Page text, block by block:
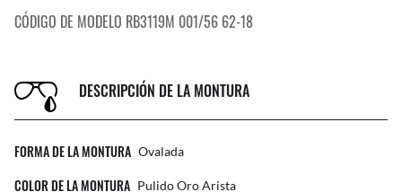
CÓDIGO DE MODELO RB3119M 001/56 62-18
DESCRIPCIÓN DE LA MONTURA
FORMA DE LA MONTURA Ovalada
COLOR DE LA MONTURA Pulido Oro Arista